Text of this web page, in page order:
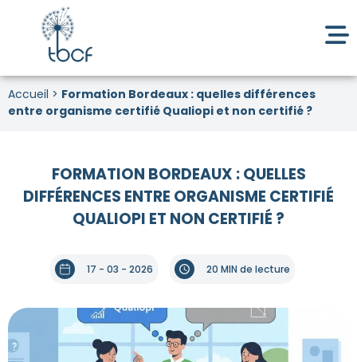
Accueil > Formation Bordeaux : quelles différences
entre organisme certifié Qualiopi et non certifié ?
FORMATION BORDEAUX : QUELLES
DIFFÉRENCES ENTRE ORGANISME CERTIFIÉ
QUALIOPI ET NON CERTIFIÉ ?
17 - 03 - 2026 20 MIN de lecture